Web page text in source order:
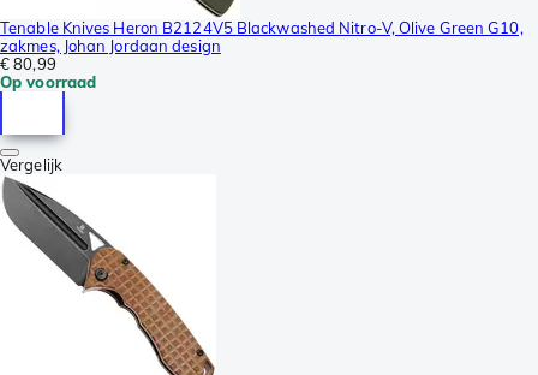
Tenable Knives Heron B2124V5 Blackwashed Nitro-V, Olive Green G10,
zakmes, Johan Jordaan design
€ 80,99
Op voorraad
Vergelijk